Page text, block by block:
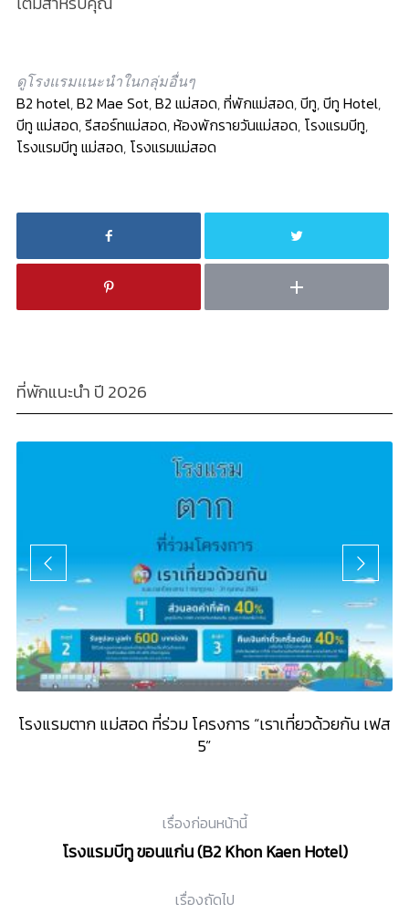
ดูโรงแรมแนะนำในกลุ่มอื่นๆ
B2 hotel,B2 Mae Sot,B2 แม่สอด,ที่พักแม่สอด,บีทู,บีทู Hotel,
บีทู แม่สอด,รีสอร์ทแม่สอด,ห้องพักรายวันแม่สอด, โรงแรมบีทู,
โรงแรมบีทู แม่สอด, โรงแรมแม่สอด
ที่พักแนะนำ ปี 2026
โรงแรมตาก แม่สอด ที่ร่วม โครงการ “เราเที่ยวด้วยกัน เฟส
5”
เรื่องก่อนหน้านี้
โรงแรมบีทู ขอนแก่น (B2 Khon Kaen Hotel)
เรื่องถัดไป